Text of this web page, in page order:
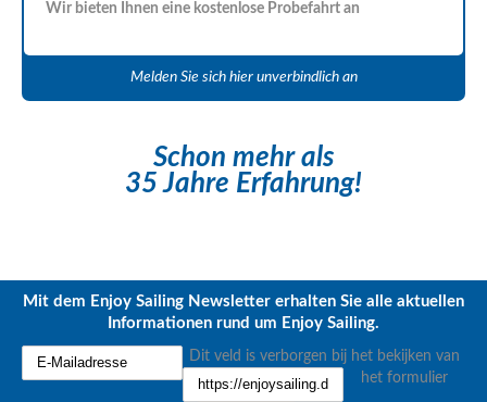
Wir bieten Ihnen eine kostenlose Probefahrt an
Melden Sie sich hier unverbindlich an
Schon mehr als
35 Jahre Erfahrung!
Mit dem Enjoy Sailing Newsletter erhalten Sie alle aktuellen
Informationen rund um Enjoy Sailing.
Dit veld is verborgen bij het bekijken van
het formulier